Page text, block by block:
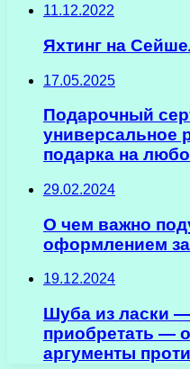
11.12.2022
Яхтинг на
17.05.2025
Подарочный
универсальное
подарка на
29.02.2024
О чем важно
оформлением
19.12.2024
Шуба из ласки —
приобретать —
аргументы